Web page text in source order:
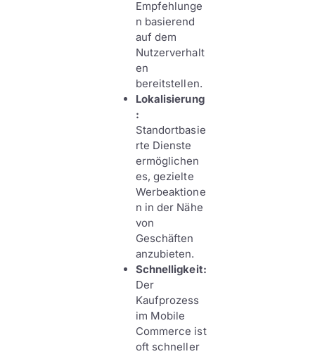
Empfehlunge
n basierend
auf dem
Nutzerverhalt
en
bereitstellen.
Lokalisierung
:
Standortbasie
rte Dienste
ermöglichen
es, gezielte
Werbeaktione
n in der Nähe
von
Geschäften
anzubieten.
Schnelligkeit:
Der
Kaufprozess
im Mobile
Commerce ist
oft schneller